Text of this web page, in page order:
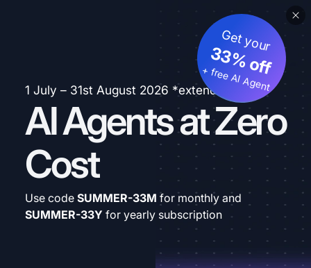
1 July – 31st August 2026 *extended
AI Agents at Zero
Cost
Get your
33% off
+ free AI Agent
Use code SUMMER-33M for monthly and
SUMMER-33Y for yearly subscription